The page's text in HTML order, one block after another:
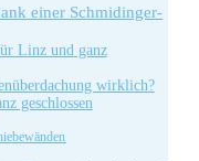
einer Schmidinger-
Linz und ganz
wirklich?
geschlossen